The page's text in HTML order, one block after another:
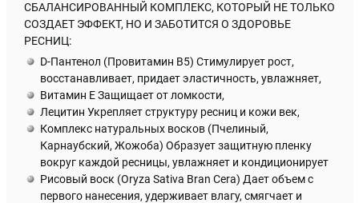
СБАЛАНСИРОВАННЫЙ КОМПЛЕКС, КОТОРЫЙ НЕ ТОЛЬКО
СОЗДАЕТ ЭФФЕКТ, НО И ЗАБОТИТСЯ О ЗДОРОВЬЕ
РЕСНИЦ:
D-Пантенол (Провитамин В5) Стимулирует рост,
восстанавливает, придает эластичность, увлажняет,
Витамин Е Защищает от ломкости,
Лецитин Укрепляет структуру ресниц и кожи век,
Комплекс натуральных восков (Пчелиный,
Карнаубский, Жожоба) Образует защитную пленку
вокруг каждой ресницы, увлажняет и кондиционирует
Рисовый воск (Oryza Sativa Bran Cera) Дает объем с
первого нанесения, удерживает влагу, смягчает и